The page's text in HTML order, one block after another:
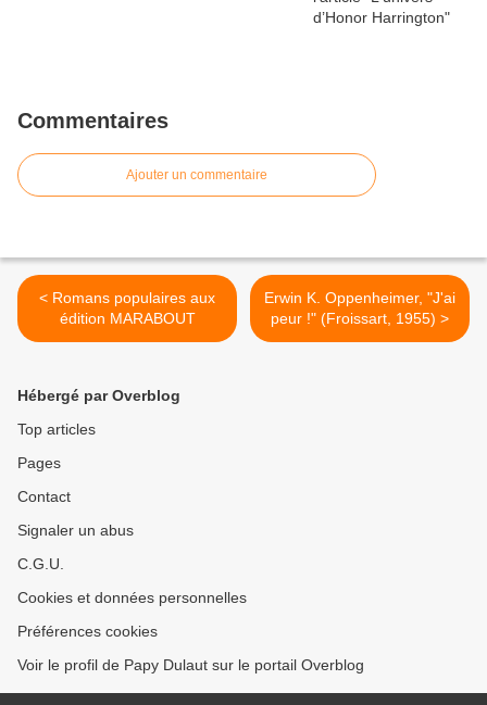
Commentaires
Ajouter un commentaire
< Romans populaires aux
édition MARABOUT
Erwin K. Oppenheimer, "J'ai
peur !" (Froissart, 1955) >
Hébergé par Overblog
Top articles
Pages
Contact
Signaler un abus
C.G.U.
Cookies et données personnelles
Préférences cookies
Voir le profil de Papy Dulaut sur le portail Overblog